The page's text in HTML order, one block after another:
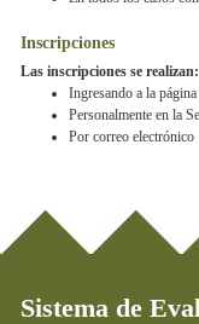
Inscripciones
Las inscripciones se realizan:
Ingresando a la
Personalmente en la
Por correo electrónico
Sistema de